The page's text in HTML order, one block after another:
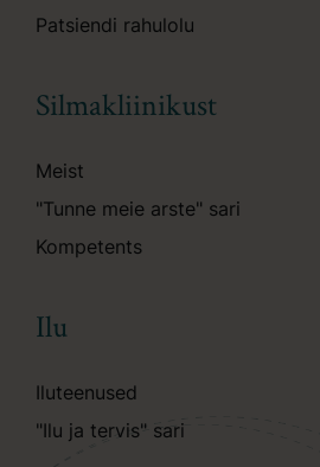
Patsiendi rahulolu
Silmakliinikust
Meist
"Tunne meie arste" sari
Kompetents
Ilu
Iluteenused
"Ilu ja tervis" sari